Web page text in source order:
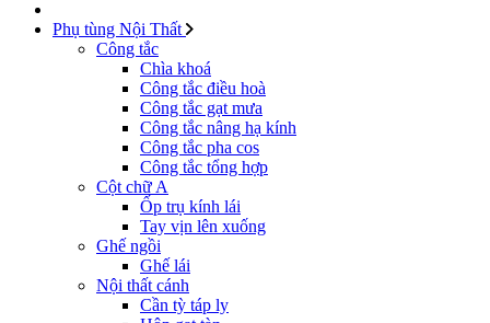
Phụ tùng Nội Thất
Công tắc
Chìa khoá
Công tắc điều hoà
Công tắc gạt mưa
Công tắc nâng hạ kính
Công tắc pha cos
Công tắc tổng hợp
Cột chữ A
Ốp trụ kính lái
Tay vịn lên xuống
Ghế ngồi
Ghế lái
Nội thất cánh
Cần tỳ táp ly